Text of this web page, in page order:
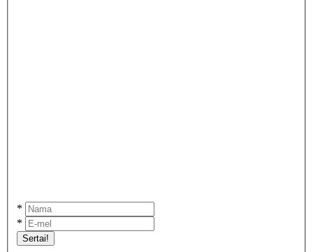
*
*
Sertai!